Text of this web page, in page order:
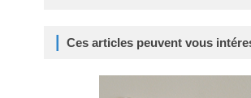
Ces articles peuvent vous